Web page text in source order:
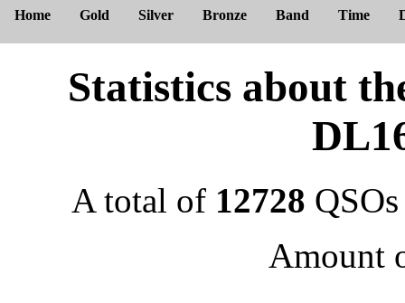
Home Gold Silver Bronze Band Time
Statistics about
A total of 12728
Amount